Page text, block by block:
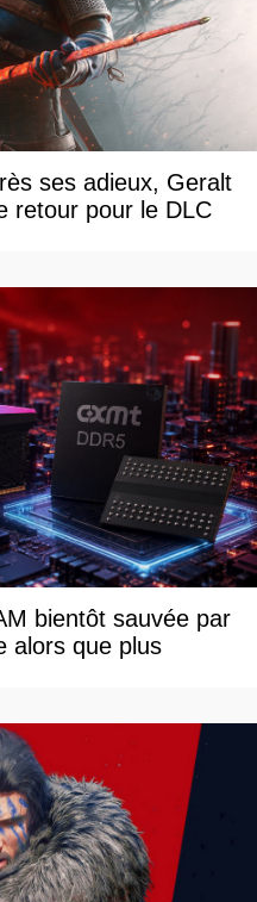
ses adieux, Geralt
retour pour le DLC
bientôt sauvée par
alors que plus